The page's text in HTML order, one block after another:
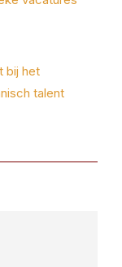
bij het
talent